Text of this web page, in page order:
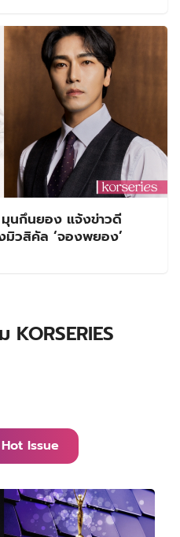
นกึนยอง แจ้งข่าวดี
วสิคัล ‘จองพยอง’
Issue